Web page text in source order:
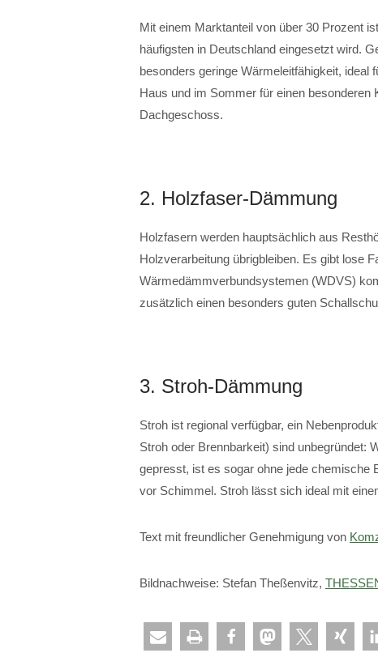
Mit einem Marktanteil von über 30 Prozent
häufigsten in Deutschland eingesetzt wird.
besonders geringe Wärmeleitfähigkeit,
Haus und im Sommer für einen besonderen
Dachgeschoss.
2. Holzfaser-Dämmung
Holzfasern werden hauptsächlich aus
Holzverarbeitung übrigbleiben. Es gibt lose
Wärmedämmverbundsystemen (WDVS)
zusätzlich einen besonders guten
3. Stroh-Dämmung
Stroh ist regional verfügbar, ein
Stroh oder Brennbarkeit) sind unbegründet:
gepresst, ist es sogar ohne jede chemische
vor Schimmel. Stroh lässt sich ideal mit
Text mit freundlicher Genehmigung von
Bildnachweise: Stefan Theßenvitz,